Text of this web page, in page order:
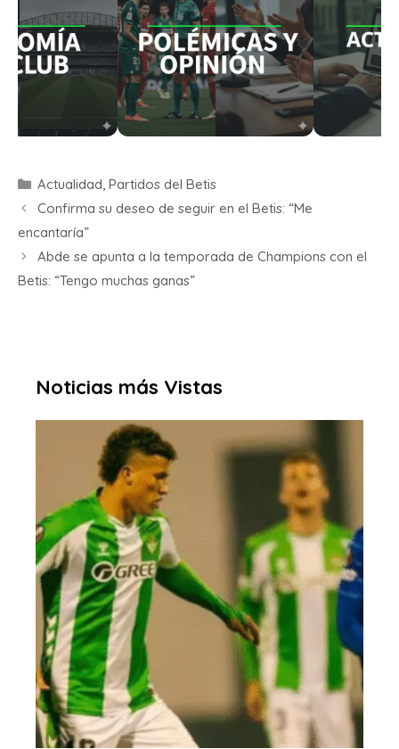
Actualidad, Partidos del Betis
Confirma su deseo de seguir en el Betis: “Me
encantaría”
Abde se apunta a la temporada de Champions con el
Betis: “Tengo muchas ganas”
Noticias más Vistas